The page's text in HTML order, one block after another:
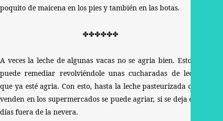
poquito de maicena en los pies y también en las botas.
✤✤✤✤✤✤
A veces la leche de algunas vacas no se agria bien. Esto se
puede remediar revolviéndole unas cucharadas de leche
que ya esté agria. Con esto, hasta la leche pasteurizada que
venden en los supermercados se puede agriar, si se deja dos
días fuera de la nevera.